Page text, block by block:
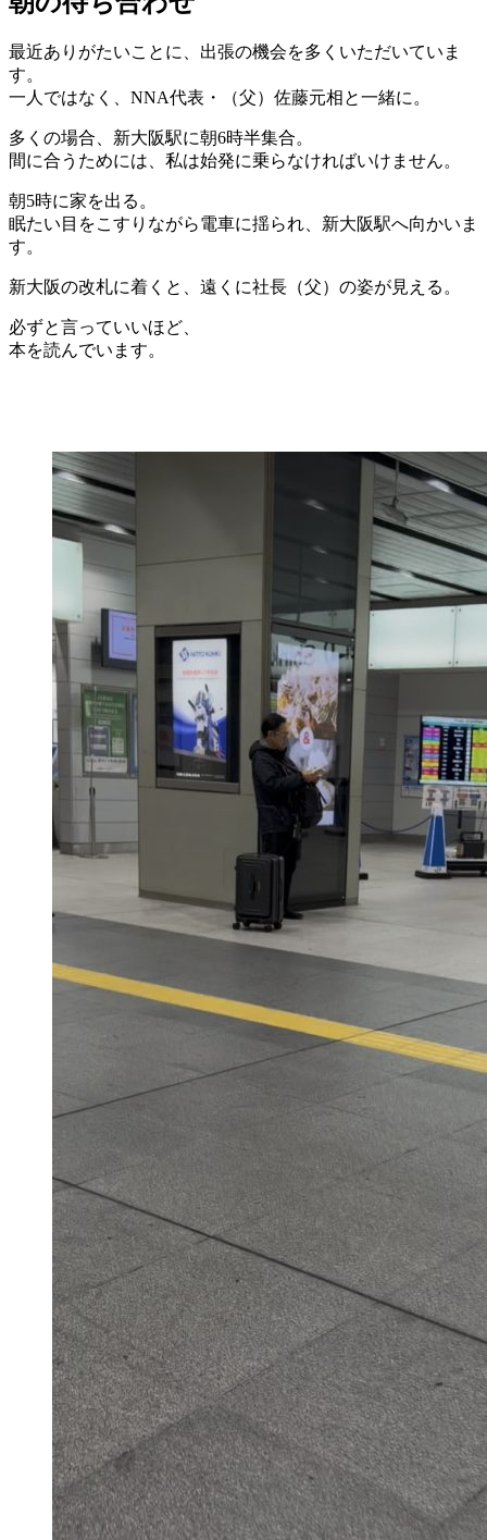
最近ありがたいことに、出張の機会を多くいただいていま
す。
一人ではなく、NNA代表・（父）佐藤元相と一緒に。
多くの場合、新大阪駅に朝6時半集合。
間に合うためには、私は始発に乗らなければいけません。
朝5時に家を出る。
眠たい目をこすりながら電車に揺られ、新大阪駅へ向かいま
す。
新大阪の改札に着くと、遠くに社長（父）の姿が見える。
必ずと言っていいほど、
本を読んでいます。